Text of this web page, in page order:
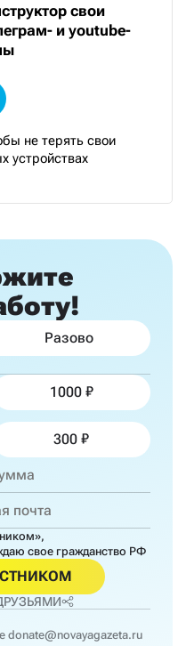
свои
и youtube-
не терять свои
устройствах
Разово
1000
300
свое гражданство РФ
donate@novayagazeta.ru